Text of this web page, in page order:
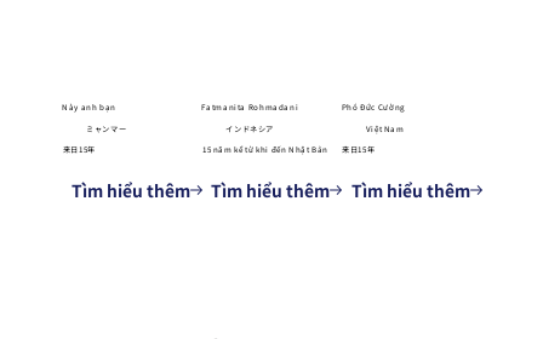
Này anh bạn
ミャンマー
来日15年
Tìm hiểu thêm
Fatmanita Rohmadani
インドネシア
15 năm kể từ khi đến Nhật Bản
Tìm hiểu thêm
Phó Đức Cường
Việt Nam
来日15年
Tìm hiểu thêm